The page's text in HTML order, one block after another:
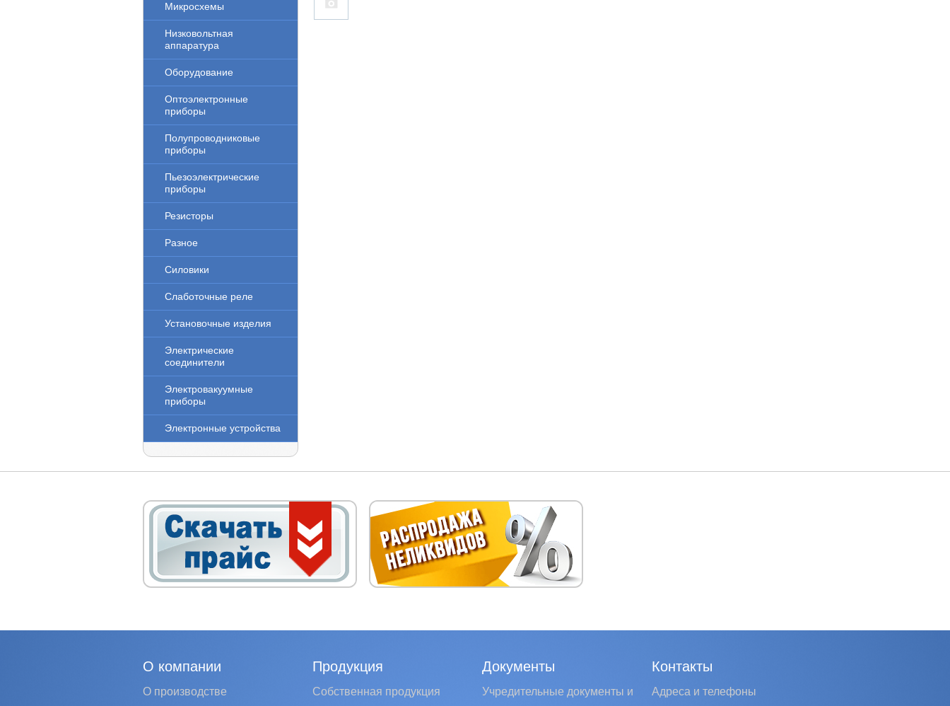
Микросхемы
Низковольтная
аппаратура
Оборудование
Оптоэлектронные
приборы
Полупроводниковые
приборы
Пьезоэлектрические
приборы
Резисторы
Разное
Силовики
Слаботочные реле
Установочные изделия
Электрические
соединители
Электровакуумные
приборы
Электронные устройства
О компании
О производстве
Продукция
Собственная продукция
Документы
Учредительные документы и
Контакты
Адреса и телефоны